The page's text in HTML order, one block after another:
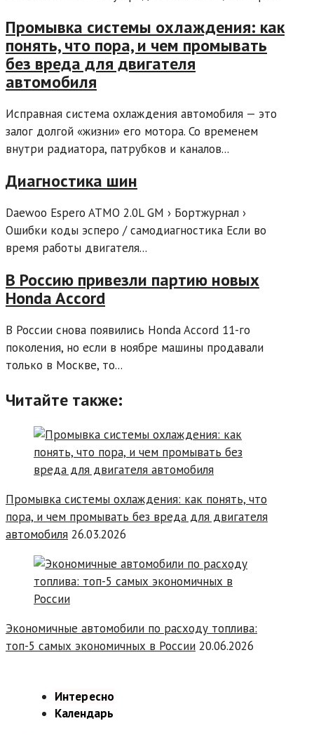
Промывка системы охлаждения: как
понять, что пора, и чем промывать
без вреда для двигателя
автомобиля
Исправная система охлаждения автомобиля — это
залог долгой «жизни» его мотора. Со временем
внутри радиатора, патрубков и каналов...
Диагностика шин
Daewoo Espero ATMO 2.0L GM › Бортжурнал ›
Ошибки коды эсперо / самодиагностика Если во
время работы двигателя...
В Россию привезли партию новых
Honda Accord
В России снова появились Honda Accord 11-го
поколения, но если в ноябре машины продавали
только в Москве, то...
Читайте также:
Промывка системы охлаждения: как понять, что
пора, и чем промывать без вреда для двигателя
автомобиля 26.03.2026
Экономичные автомобили по расходу топлива:
топ-5 самых экономичных в России 20.06.2026
Интересно
Календарь